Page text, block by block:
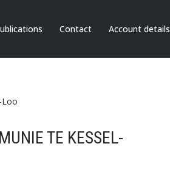
Contact Account details
Loo
TE KESSEL-